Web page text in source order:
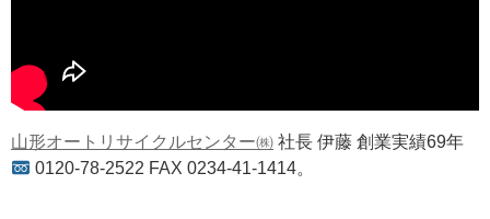
山形オートリサイクルセンター㈱ 社長 伊藤 創業実績69年
0120-78-2522 FAX 0234-41-1414。